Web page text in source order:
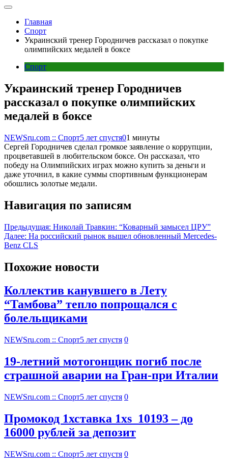
Главная
Спорт
Украинский тренер Городничев рассказал о покупке
олимпийских медалей в боксе
Спорт
Украинский тренер Городничев
рассказал о покупке олимпийских
медалей в боксе
NEWSru.com :: Спорт5 лет спустя01 минуты
Сергей Городничев сделал громкое заявление о коррупции,
процветавшей в любительском боксе. Он рассказал, что
победу на Олимпийских играх можно купить за деньги и
даже уточнил, в какие суммы спортивным функционерам
обошлись золотые медали.
Навигация по записям
Предыдущая: Николай Травкин: “Коварный замысел ЦРУ”
Далее: На российский рынок вышел обновленный Mercedes-
Benz CLS
Похожие новости
Коллектив канувшего в Лету
“Тамбова” тепло попрощался с
болельщиками
NEWSru.com :: Спорт5 лет спустя 0
19-летний мотогонщик погиб после
страшной аварии на Гран-при Италии
NEWSru.com :: Спорт5 лет спустя 0
Промокод 1хставка 1xs_10193 – до
16000 рублей за депозит
NEWSru.com :: Спорт5 лет спустя 0